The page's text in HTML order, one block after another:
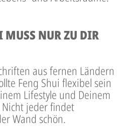
MUSS NUR ZU DIR
aus fernen Ländern
Feng Shui flexibel sein
Lifestyle und Deinem
Nicht jeder findet
Wand schön.